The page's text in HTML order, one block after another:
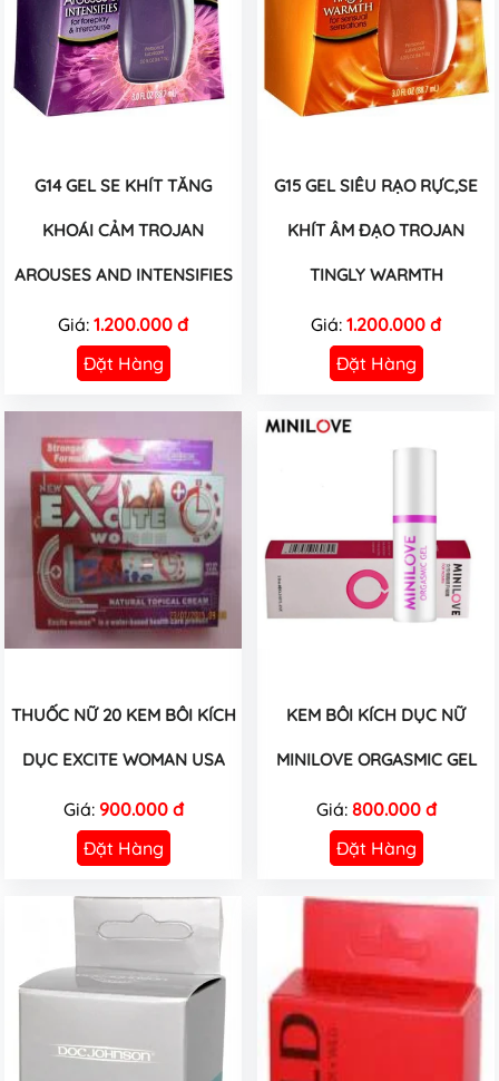
G14 GEL SE KHÍT TĂNG
KHOÁI CẢM TROJAN
AROUSES AND INTENSIFIES
Giá: 1.200.000 đ
Đặt Hàng
G15 GEL SIÊU RẠO RỰC,SE
KHÍT ÂM ĐẠO TROJAN
TINGLY WARMTH
Giá: 1.200.000 đ
Đặt Hàng
THUỐC NỮ 20 KEM BÔI KÍCH
DỤC EXCITE WOMAN USA
Giá: 900.000 đ
Đặt Hàng
KEM BÔI KÍCH DỤC NỮ
MINILOVE ORGASMIC GEL
Giá: 800.000 đ
Đặt Hàng